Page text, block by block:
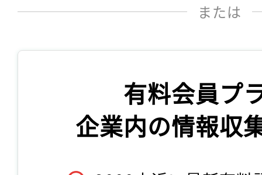
または
有料会員プ
企業内の情報収